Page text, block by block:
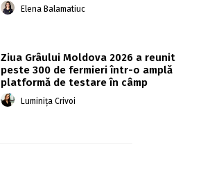
Elena Balamatiuc
Ziua Grâului Moldova 2026 a reunit
peste 300 de fermieri într-o amplă
platformă de testare în câmp
Luminița Crivoi